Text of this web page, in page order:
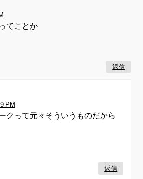
てことか
返信
PM
クって元々そういうものだから
返信